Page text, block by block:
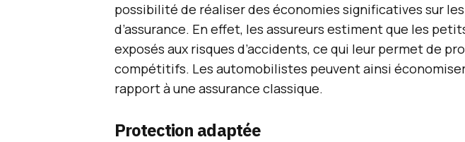
possibilité de réaliser des économies significatives sur
d’assurance. En effet, les assureurs estiment que les
exposés aux risques d’accidents, ce qui leur permet de
compétitifs. Les automobilistes peuvent ainsi économiser
rapport à une assurance classique.
Protection adaptée